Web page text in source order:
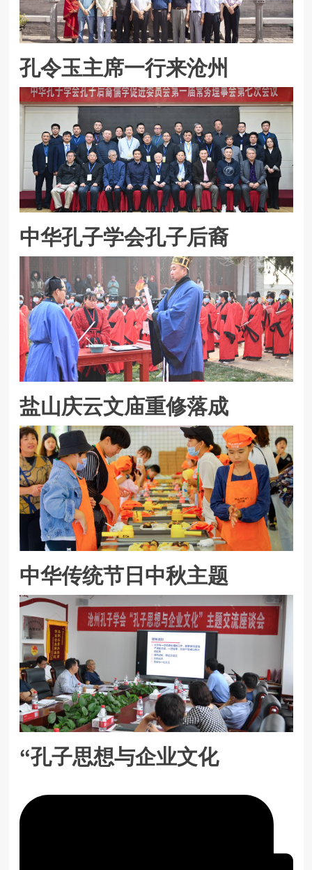
孔令玉主席一行来沧州
中华孔子学会孔子后裔
盐山庆云文庙重修落成
中华传统节日中秋主题
“孔子思想与企业文化